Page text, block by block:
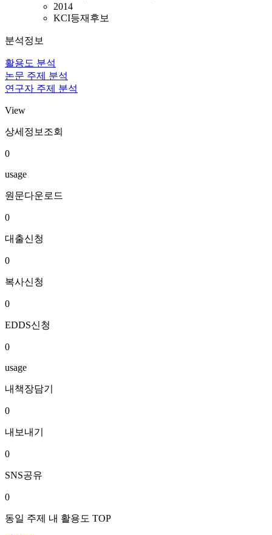
2014
KCI등재후보
분석정보
활용도 분석
논문 주제 분석
연구자 주제 분석
View
상세정보조회
0
usage
원문다운로드
0
대출신청
0
복사신청
0
EDDS신청
0
usage
내책장담기
0
내보내기
0
SNS공유
0
동일 주제 내 활용도 TOP